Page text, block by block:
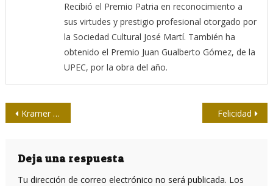
Recibió el Premio Patria en reconocimiento a
sus virtudes y prestigio profesional otorgado por
la Sociedad Cultural José Martí. También ha
obtenido el Premio Juan Gualberto Gómez, de la
UPEC, por la obra del año.
Navegación
entradas
Kramer contra Kramer: la IA detecta sus trampas Felicidad
Deja una respuesta
Tu dirección de correo electrónico no será publicada. Los